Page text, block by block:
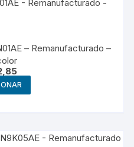
– Remanufacturado –